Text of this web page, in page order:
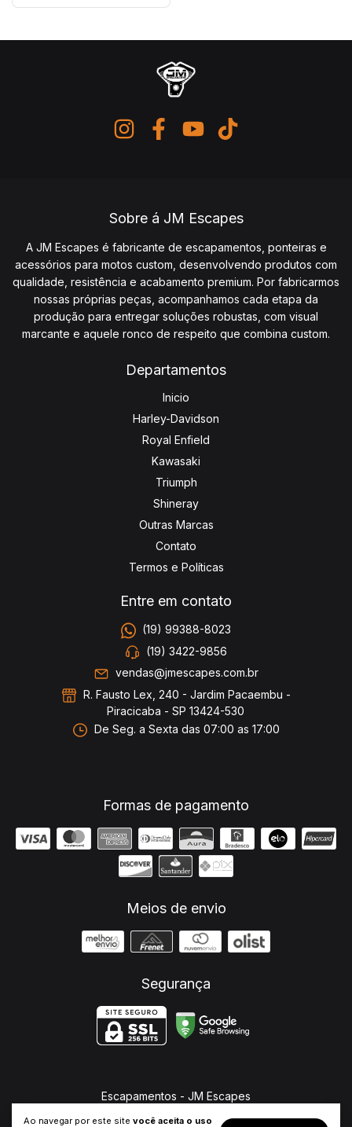
Ao navegar por este site você aceita o uso
Sobre á JM Escapes
A JM Escapes é fabricante de escapamentos, ponteiras e
acessórios para motos custom, desenvolvendo produtos com
qualidade, resistência e acabamento premium. Por fabricarmos
nossas próprias peças, acompanhamos cada etapa da
produção para entregar soluções robustas, com visual
marcante e aquele ronco de respeito que combina custom.
Departamentos
Inicio
Harley-Davidson
Royal Enfield
Kawasaki
Triumph
Shineray
Outras Marcas
Contato
Termos e Políticas
Entre em contato
(19) 99388-8023
(19) 3422-9856
vendas@jmescapes.com.br
R. Fausto Lex, 240 - Jardim Pacaembu -
Piracicaba - SP 13424-530
De Seg. a Sexta das 07:00 as 17:00
Formas de pagamento
Meios de envio
Segurança
Escapamentos - JM Escapes